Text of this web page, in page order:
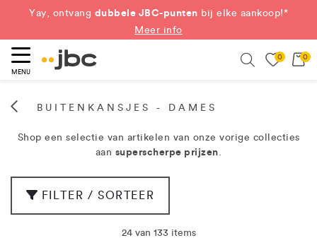
Yay, ontvang dubbele JBC-punten bij elke aankoop!*
Meer info
MENU
0 0
BUITENKANSJES - DAMES
Shop een selectie van artikelen van onze vorige collecties
aan superscherpe prijzen.
FILTER / SORTEER
24 van 133 items